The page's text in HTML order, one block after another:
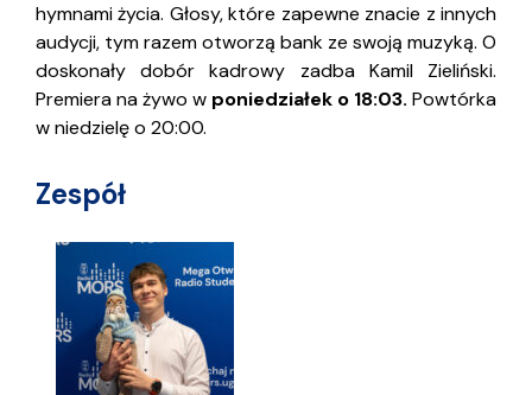
hymnami życia. Głosy, które zapewne znacie z innych
audycji, tym razem otworzą bank ze swoją muzyką. O
doskonały dobór kadrowy zadba Kamil Zieliński.
Premiera na żywo w poniedziałek o 18:03. Powtórka
w niedzielę o 20:00.
Zespół